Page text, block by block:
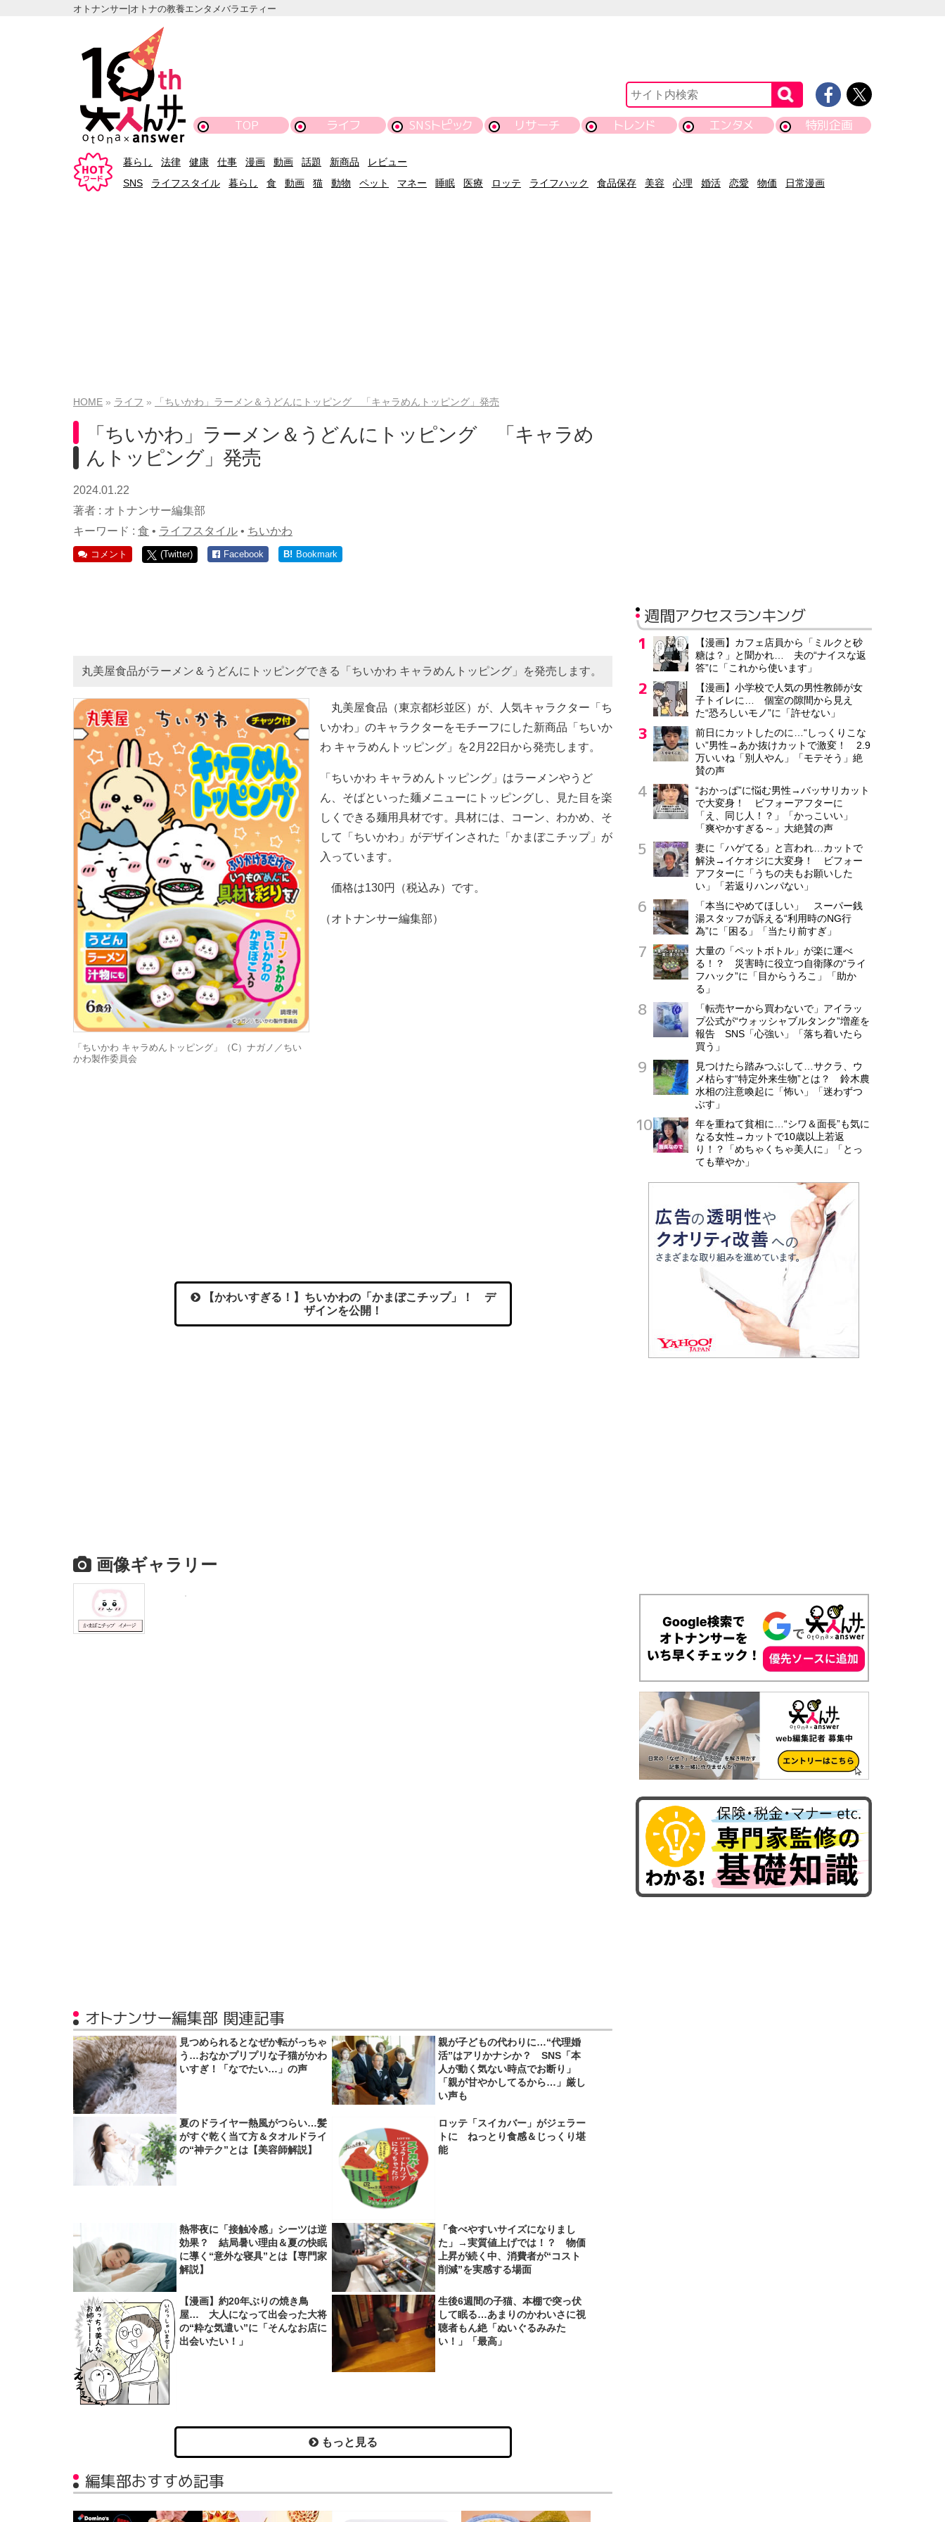
オトナンサー|オトナの教養エンタメバラエティー
TOP ライフ SNSトピック リサーチ トレンド エンタメ 特別企画
暮らし 法律 健康 仕事 漫画 動画 話題 新商品
レビュー
SNS
ライフスタイル 暮らし 食 動画 猫 動物 ペット マネー 睡眠 医療 ロッテ ライフハック 食品保存 美容 心理 婚活 恋愛 物価 日常漫画
HOME ライフ 「ちいかわ」ラーメン＆うどんにトッピング 「キャラめんトッピング」発売
「ちいかわ」ラーメン＆うどんにトッピング 「キャラめ
んトッピング」発売
2024.01.22
著者 : オトナンサー編集部
キーワード : 食 • ライフスタイル • ちいかわ
コメント (Twitter) Facebook B! Bookmark
丸美屋食品がラーメン＆うどんにトッピングできる「ちいかわ キャラめんトッピング」を発売します。
「ちいかわ キャラめんトッピング」（C）ナガノ／ちい
かわ製作委員会
丸美屋食品（東京都杉並区）が、人気キャラクター「ち
いかわ」のキャラクターをモチーフにした新商品「ちいか
わ キャラめんトッピング」を2月22日から発売します。
「ちいかわ キャラめんトッピング」はラーメンやうど
ん、そばといった麺メニューにトッピングし、見た目を楽
しくできる麺用具材です。具材には、コーン、わかめ、そ
して「ちいかわ」がデザインされた「かまぼこチップ」が
入っています。
価格は130円（税込み）です。
（オトナンサー編集部）
【かわいすぎる！】ちいかわの「かまぼこチップ」！ デ
ザインを公開！
画像ギャラリー
オトナンサー編集部 関連記事
見つめられるとなぜか転がっちゃ
う…おなかプリプリな子猫がかわ
いすぎ！「なでたい…」の声
親が子どもの代わりに…“代理婚
活”はアリかナシか？ SNS「本
人が動く気ない時点でお断り」
「親が甘やかしてるから…」厳し
い声も
夏のドライヤー熱風がつらい…髪
がすぐ乾く当て方＆タオルドライ
の“神テク”とは【美容師解説】
ロッテ「スイカバー」がジェラー
トに ねっとり食感＆じっくり堪
能
熱帯夜に「接触冷感」シーツは逆
効果？ 結局暑い理由＆夏の快眠
に導く“意外な寝具”とは【専門家
解説】
「食べやすいサイズになりまし
た」→実質値上げでは！？ 物価
上昇が続く中、消費者が“コスト
削減”を実感する場面
【漫画】約20年ぶりの焼き鳥
屋… 大人になって出会った大将
の“粋な気遣い”に「そんなお店に
出会いたい！」
生後6週間の子猫、本棚で突っ伏
して眠る…あまりのかわいさに視
聴者もん絶「ぬいぐるみみた
い！」「最高」
もっと見る
編集部おすすめ記事
週間アクセスランキング
【漫画】カフェ店員から「ミルクと砂
糖は？」と聞かれ… 夫の“ナイスな返
答”に「これから使います」
【漫画】小学校で人気の男性教師が女
子トイレに… 個室の隙間から見え
た“恐ろしいモノ”に「許せない」
前日にカットしたのに…“しっくりこな
い”男性→あか抜けカットで激変！ 2.9
万いいね「別人やん」「モテそう」絶
賛の声
“おかっぱ”に悩む男性→バッサリカット
で大変身！ ビフォーアフターに
「え、同じ人！？」「かっこいい」
「爽やかすぎる～」大絶賛の声
妻に「ハゲてる」と言われ…カットで
解決→イケオジに大変身！ ビフォー
アフターに「うちの夫もお願いした
い」「若返りハンパない」
「本当にやめてほしい」 スーパー銭
湯スタッフが訴える“利用時のNG行
為”に「困る」「当たり前すぎ」
大量の「ペットボトル」が楽に運べ
る！？ 災害時に役立つ自衛隊の“ライ
フハック”に「目からうろこ」「助か
る」
「転売ヤーから買わないで」アイラッ
プ公式が“ウォッシャブルタンク”増産を
報告 SNS「心強い」「落ち着いたら
買う」
見つけたら踏みつぶして…サクラ、ウ
メ枯らす“特定外来生物”とは？ 鈴木農
水相の注意喚起に「怖い」「迷わずつ
ぶす」
年を重ねて貧相に…“シワ＆面長”も気に
なる女性→カットで10歳以上若返
り！？「めちゃくちゃ美人に」「とっ
ても華やか」